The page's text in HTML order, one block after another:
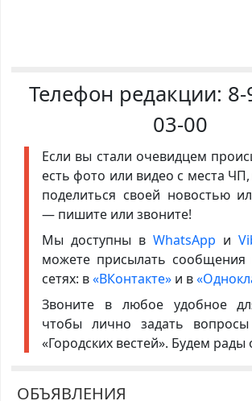
Телефон редакции:
03-00
Если вы стали очевидцем
есть фото или видео с места
поделиться своей новостью
— пишите или звоните!
Мы доступны в WhatsApp и
можете присылать сообщения
сетях: в«ВКонтакте»и в
Звоните в любое удобное
чтобы лично задать вопросы
«Городских вестей». Будем
ОБЪЯВЛЕНИЯ